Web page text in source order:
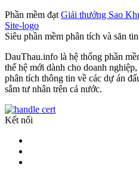
Phần mềm đạt Giải thưởng Sao
Site-logo
Siêu phần mềm phân tích và săn
DauThau.info là hệ thống phần
thế hệ mới dành cho doanh
phân tích thông tin về các dự án
sắm tư nhân trên cả nước.
Kết nối